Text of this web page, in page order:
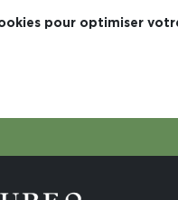
pour optimiser